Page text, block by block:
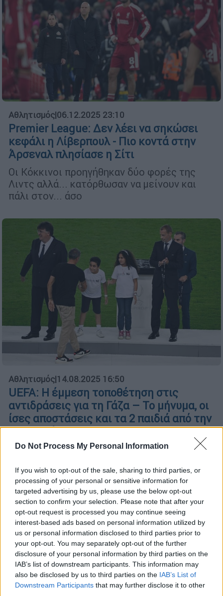
Do Not Process My Personal Information
If you wish to opt-out of the sale, sharing to third parties, or
processing of your personal or sensitive information for
targeted advertising by us, please use the below opt-out
section to confirm your selection. Please note that after your
opt-out request is processed you may continue seeing
interest-based ads based on personal information utilized by
us or personal information disclosed to third parties prior to
your opt-out. You may separately opt-out of the further
disclosure of your personal information by third parties on the
IAB’s list of downstream participants. This information may
also be disclosed by us to third parties on the IAB’s List of
Downstream Participants that may further disclose it to other
Αθλητισμός|06.12.2025 23:10
Premier League: Δεν λέει να σηκώσει
κεφάλι η Λίβερπουλ - Πιο κοντά στην
Άρσεναλ πλησίασε η Σίτι
Οι Κόκκινοι προηγήθηκαν δύο φορές της
Λιντς αλλά... κατόρθωσαν να μείνουν και
πάλι στον... άσο
Αθλητισμός|14.08.2025 16:50
UEFA: Η έμμεση τοποθέτηση στις
αντιδράσεις για τη Γάζα – Το μήνυμα, οι
ίσες αποστάσεις και τα 2 παιδιά από την
Παλαιστίνη
Αν και η κίνηση χαρακτηρίστηκε από
ευαισθητοποίηση, αρκετοί σχολιαστές
επισημαίνουν ότι η UEFA συνεχίζει να
αποφεύγει να τοποθετηθεί ανοιχτά για τις
συνθήκες στη Λωρίδα της Γάζας